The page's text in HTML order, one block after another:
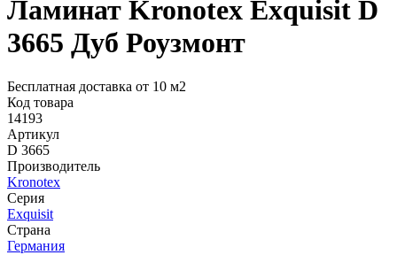
Ламинат Kronotex Exquisit D
3665 Дуб Роузмонт
Бесплатная доставка от 10 м2
Код товара
14193
Артикул
D 3665
Производитель
Kronotex
Серия
Exquisit
Страна
Германия